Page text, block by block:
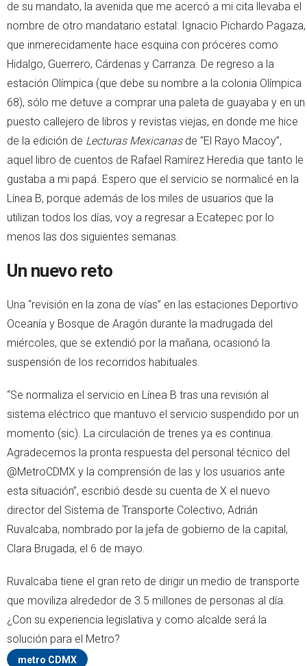
de su mandato, la avenida que me acercó a mi cita llevaba el
nombre de otro mandatario estatal: Ignacio Pichardo Pagaza,
que inmerecidamente hace esquina con próceres como
Hidalgo, Guerrero, Cárdenas y Carranza. De regreso a la
estación Olímpica (que debe su nombre a la colonia Olímpica
68), sólo me detuve a comprar una paleta de guayaba y en un
puesto callejero de libros y revistas viejas, en donde me hice
de la edición de Lecturas Mexicanasde “El Rayo Macoy”,
aquel libro de cuentos de Rafael Ramírez Heredia que tanto le
gustaba a mi papá. Espero que el servicio se normalicé en la
Línea B, porque además de los miles de usuarios que la
utilizan todos los días, voy a regresar a Ecatepec por lo
menos las dos siguientes semanas.
Un nuevo reto
Una “revisión en la zona de vías” en las estaciones Deportivo
Oceanía y Bosque de Aragón durante la madrugada del
miércoles, que se extendió por la mañana, ocasionó la
suspensión de los recorridos habituales.
“Se normaliza el servicio en Línea B tras una revisión al
sistema eléctrico que mantuvo el servicio suspendido por un
momento (sic). La circulación de trenes ya es continua.
Agradecemos la pronta respuesta del personal técnico del
@MetroCDMX y la comprensión de las y los usuarios ante
esta situación”, escribió desde su cuenta de X el nuevo
director del Sistema de Transporte Colectivo, Adrián
Ruvalcaba, nombrado por la jefa de gobierno de la capital,
Clara Brugada, el 6 de mayo.
Ruvalcaba tiene el gran reto de dirigir un medio de transporte
que moviliza alrededor de 3.5 millones de personas al día.
¿Con su experiencia legislativa y como alcalde será la
solución para el Metro?
metro CDMX